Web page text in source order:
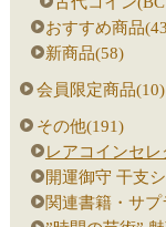
おすすめ商品
新商品(58)
会員限定商品(10)
その他(191)
レアコインセ
開運御守 干支
関連書籍・サプ